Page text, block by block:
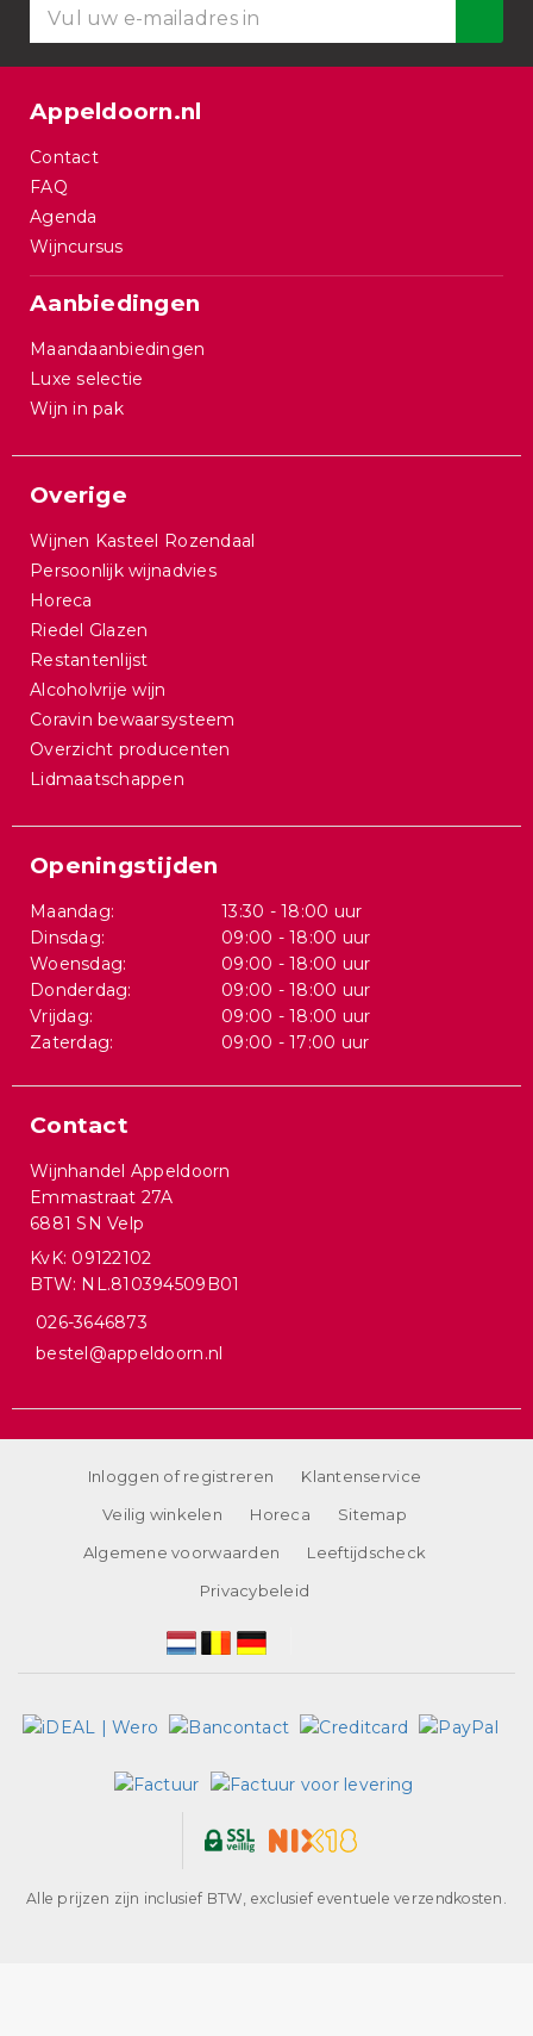
Appeldoorn.nl
Contact
FAQ
Agenda
Wijncursus
Aanbiedingen
Maandaanbiedingen
Luxe selectie
Wijn in pak
Overige
Wijnen Kasteel Rozendaal
Persoonlijk wijnadvies
Horeca
Riedel Glazen
Restantenlijst
Alcoholvrije wijn
Coravin bewaarsysteem
Overzicht producenten
Lidmaatschappen
Openingstijden
Maandag:
13:30 - 18:00 uur
Dinsdag:
09:00 - 18:00 uur
Woensdag:
09:00 - 18:00 uur
Donderdag:
09:00 - 18:00 uur
Vrijdag:
09:00 - 18:00 uur
Zaterdag:
09:00 - 17:00 uur
Contact
Wijnhandel Appeldoorn
Emmastraat 27A
6881 SN Velp
KvK: 09122102
BTW: NL.810394509B01
026-3646873
bestel@appeldoorn.nl
Inloggen of registreren
Klantenservice
Veilig winkelen
Horeca
Sitemap
Algemene voorwaarden
Leeftijdscheck
Privacybeleid
Alle prijzen zijn inclusief BTW, exclusief eventuele verzendkosten.